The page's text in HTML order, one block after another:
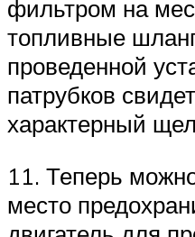
фильтром на
топливные
проведенной
патрубков
характерный
11. Теперь
место